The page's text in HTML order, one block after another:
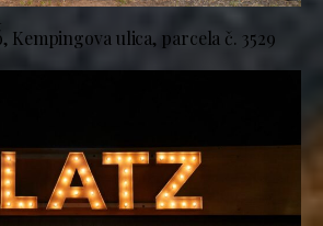
Kempingova ulica, parcela č. 3529